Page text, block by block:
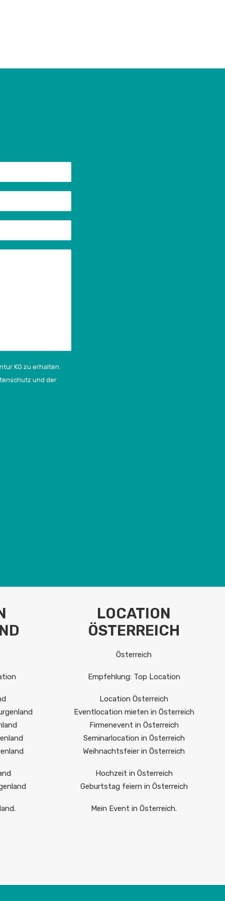
KG zu erhalten.
und der
LOCATION
ÖSTERREICH
Österreich
Empfehlung: Top Location
Location Österreich
Eventlocation mieten in Österreich
Firmenevent in Österreich
Seminarlocation in Österreich
Weihnachtsfeier in Österreich
Hochzeit in Österreich
Geburtstag feiern in Österreich
Mein Event in Österreich.